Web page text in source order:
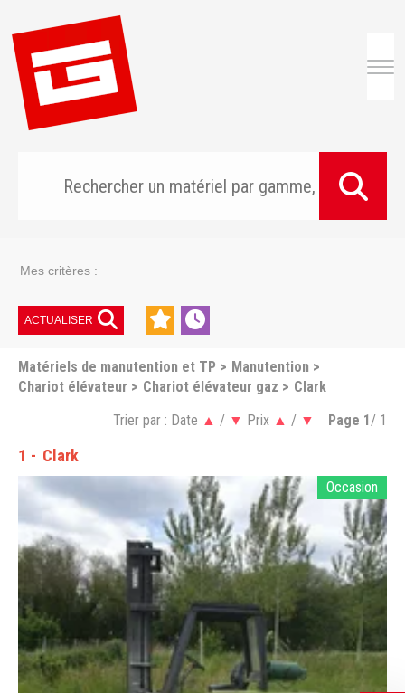
Mes critères :
ACTUALISER
Matériels de manutention et TP
Manutention
Chariot élévateur
Chariot élévateur gaz Clark
1 Clark
Trier par : Date ▲ / ▼ Prix ▲ / ▼ Page 1/ 1
Occasion